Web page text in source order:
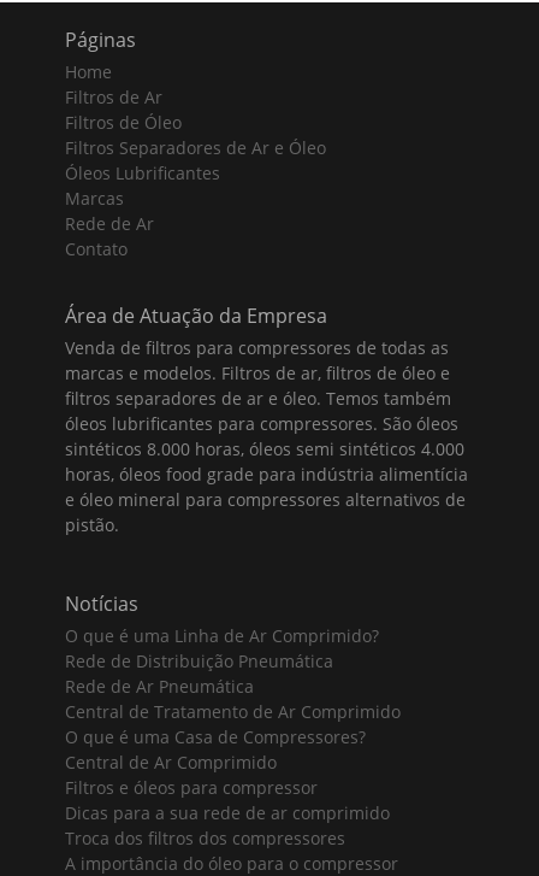
Páginas
Home
Filtros de Ar
Filtros de Óleo
Filtros Separadores de Ar e Óleo
Óleos Lubrificantes
Marcas
Rede de Ar
Contato
Área de Atuação da Empresa
Venda de filtros para compressores de todas as
marcas e modelos. Filtros de ar, filtros de óleo e
filtros separadores de ar e óleo. Temos também
óleos lubrificantes para compressores. São óleos
sintéticos 8.000 horas, óleos semi sintéticos 4.000
horas, óleos food grade para indústria alimentícia
e óleo mineral para compressores alternativos de
pistão.
Notícias
O que é uma Linha de Ar Comprimido?
Rede de Distribuição Pneumática
Rede de Ar Pneumática
Central de Tratamento de Ar Comprimido
O que é uma Casa de Compressores?
Central de Ar Comprimido
Filtros e óleos para compressor
Dicas para a sua rede de ar comprimido
Troca dos filtros dos compressores
A importância do óleo para o compressor